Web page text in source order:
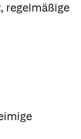
regelmäßige